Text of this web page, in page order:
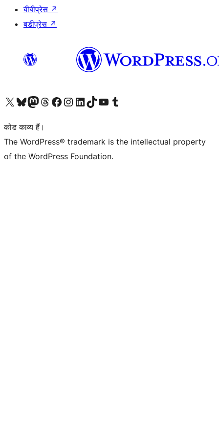
बीबीप्रेस ↗
बडीप्रेस ↗
Visit our X (formerly Twitter) account
हमारे बलुस्की खाते पर जाएँVisit our Mastodon account
हमारे थ्रेड्स अकाउंट पर जाएंहमारे फेसबुक पेज पर जाएँहमारे इंस्टाग्राम अकाउंट पर जाएंहमारे लिंक्डइन खाते पर जाएँहमारे टिकटॉक खाते पर जाएँहमारे यूट्यूब चैनल पर जाएंहमारे Tumblr खाते पर जाएँ
कोड काव्य हैं।
The WordPress® trademark is the intellectual property
of the WordPress Foundation.